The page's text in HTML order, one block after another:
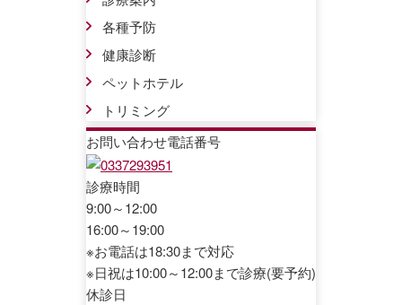
各種予防
健康診断
ペットホテル
トリミング
お問い合わせ電話番号
診療時間
9:00～12:00
16:00～19:00
※お電話は18:30まで対応
※日祝は10:00～12:00まで診療(要予約)
休診日